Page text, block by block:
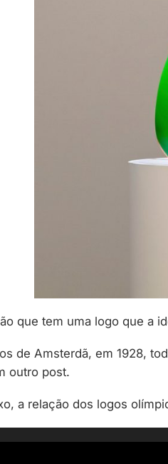
que tem uma logo que a
de Amsterdã, em 1928,
outro post.
a relação dos logos